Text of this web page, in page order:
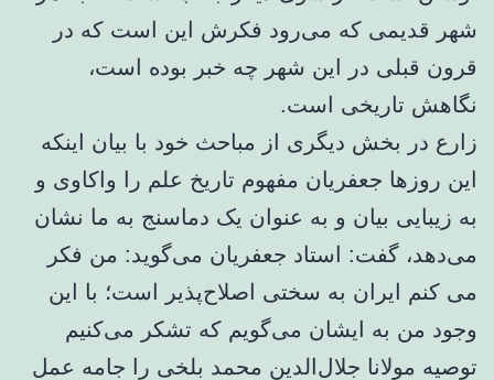
شهر قدیمی که می‌رود فکرش این است که در
قرون قبلی در این شهر چه خبر بوده است،
نگاهش تاریخی است.
زارع در بخش دیگری از مباحث خود با بیان اینکه
این روزها جعفریان مفهوم تاریخ علم را واکاوی و
به زیبایی بیان و به عنوان یک دماسنج به ما نشان
می‌دهد، گفت: استاد جعفریان می‌گوید: من فکر
می کنم ایران به سختی اصلاح‌پذیر است؛ با این
وجود من به ایشان می‌گویم که تشکر می‌کنیم
توصیه مولانا جلال‌الدین محمد بلخی را جامه عمل